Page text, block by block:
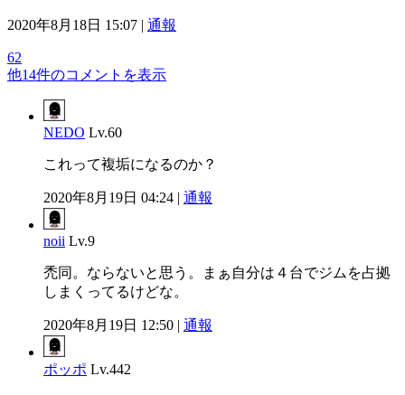
2020年8月18日 15:07 | 通報
62
他14件のコメントを表示
NEDO Lv.60
これって複垢になるのか？
2020年8月19日 04:24 | 通報
noii Lv.9
禿同。ならないと思う。まぁ自分は４台でジムを占拠
しまくってるけどな。
2020年8月19日 12:50 | 通報
ポッポ Lv.442